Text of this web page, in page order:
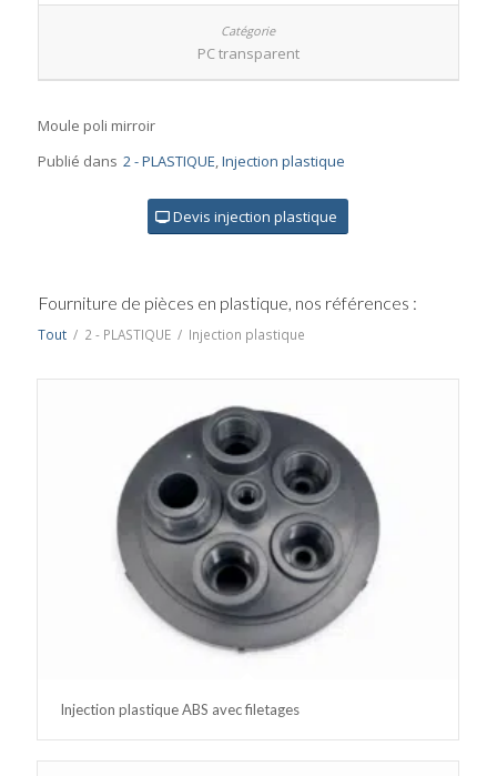
PC transparent
Moule poli mirroir
Publié dans 2 - PLASTIQUE,Injection plastique
Devis injection plastique
Fourniture de pièces en plastique, nos références :
Tout / 2 - PLASTIQUE / Injection plastique
Injection plastique ABS avec filetages